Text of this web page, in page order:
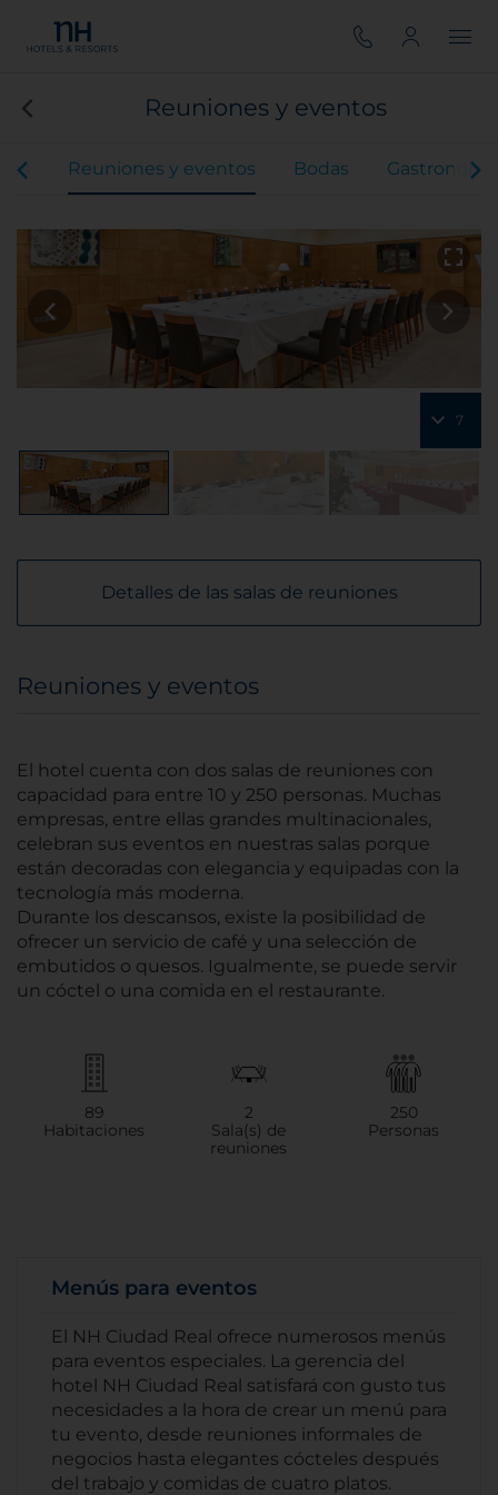
Reuniones y eventos
Reuniones y eventos Bodas
7
Detalles de las salas de reuniones
Reuniones y eventos
El hotel cuenta con dos salas de reuniones con
capacidad para entre 10 y 250 personas. Muchas
empresas, entre ellas grandes multinacionales,
celebran sus eventos en nuestras salas porque
están decoradas con elegancia y equipadas con la
tecnología más moderna.
Durante los descansos, existe la posibilidad de
ofrecer un servicio de café y una selección de
embutidos o quesos. Igualmente, se puede servir
un cóctel o una comida en el restaurante.
89
Habitaciones
2
Sala(s) de
reuniones
250
Personas
Menús para eventos
El NH Ciudad Real ofrece numerosos menús
para eventos especiales. La gerencia del
hotel NH Ciudad Real satisfará con gusto tus
necesidades a la hora de crear un menú para
tu evento, desde reuniones informales de
negocios hasta elegantes cócteles después
del trabajo y comidas de cuatro platos.